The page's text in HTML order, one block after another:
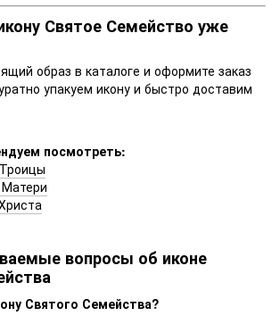
Святое Семейство уже
образ в каталоге и оформите заказ
упакуем икону и быстро доставим
посмотреть:
вопросы об иконе
Святого Семейства?